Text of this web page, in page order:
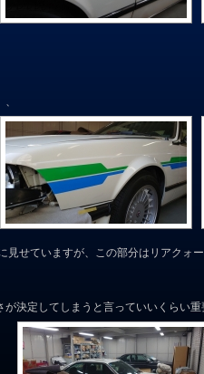
見せていますが、この部分はリアクォ
決定してしまうと言っていいくらい